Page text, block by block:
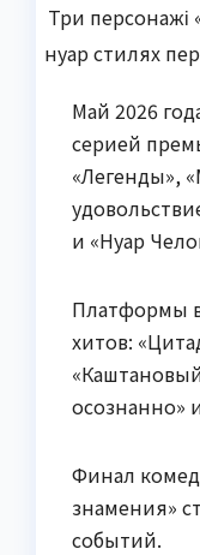
Три персонажі
нуар стилях
Май 2026
серией
«Легенды»,
и «Нуар
Платформы
хитов:
осознанно»
Финал
знамения»
событий.